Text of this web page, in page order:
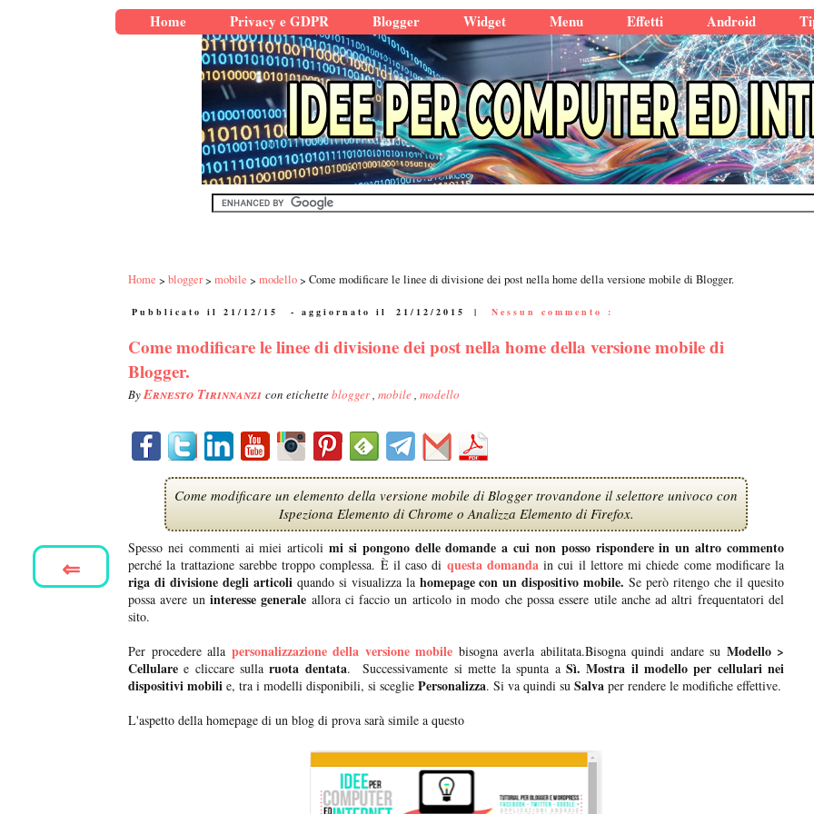
Home Privacy e GDPR Blogger Widget Menu Effetti Android
Home blogger mobile modello Come modificare le linee di divisione dei post nella home della versione mobile di Blogger.
Pubblicato il 21/12/15 - aggiornato il 21/12/2015 | Nessun commento :
Come modificare le linee di divisione dei post nella home della versione mobile di
Blogger.
ByErnesto Tirinnanzi con etichetteblogger, mobile, modello
Come modificare un elemento della versione mobile di Blogger trovandone il selettore univoco con
Ispeziona Elemento di Chrome o Analizza Elemento di Firefox.
Spesso nei commenti ai miei articolimi si pongono delle domande a cui non posso rispondere in un altro commento
perché la trattazione sarebbe troppo complessa. È il caso di questa domandain cui il lettore mi chiede come modificare la
riga di divisione degli articoliquando si visualizza la homepage con un dispositivo mobile. Se però ritengo che il quesito
possa avere uninteresse generale allora ci faccio un articolo in modo che possa essere utile anche ad altri frequentatori del
sito.
Per procedere alla personalizzazione della versione mobile bisogna averla abilitata.Bisogna quindi andare su Modello >
Cellulare e cliccare sullaruota dentata. Successivamente si mette la spunta aSì. Mostra il modello per cellulari nei
dispositivi mobili e, tra i modelli disponibili, si sceglie Personalizza. Si va quindi su Salva per rendere le modifiche effettive.
L'aspetto della homepage di un blog di prova sarà simile a questo
⇐